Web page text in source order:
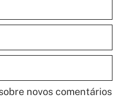
novos comentários